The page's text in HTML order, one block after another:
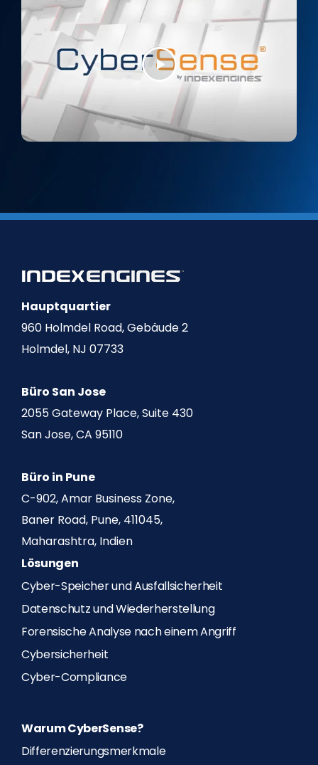
Hauptquartier
960 Holmdel Road, Gebäude 2
Holmdel, NJ 07733
Büro San Jose
2055 Gateway Place, Suite 430
San Jose, CA 95110
Büro in Pune
C-902, Amar Business Zone,
Baner Road, Pune, 411045,
Maharashtra, Indien
Lösungen
Cyber-Speicher und Ausfallsicherheit
Datenschutz und Wiederherstellung
Forensische Analyse nach einem Angriff
Cybersicherheit
Cyber-Compliance
Warum CyberSense?
Differenzierungsmerkmale